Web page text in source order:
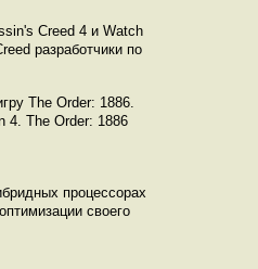
Creed 4 и Watch
разработчики по
The Order: 1886.
4. The Order: 1886
процессорах
своего